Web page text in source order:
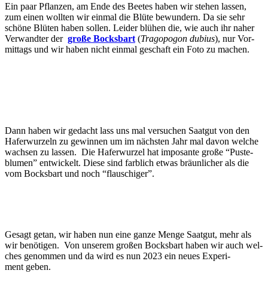
Ein paar Pflan­zen, am Ende des Bee­tes haben wir ste­hen las­sen,
zum einen woll­ten wir ein­mal die Blü­te bewun­dern. Da sie sehr
schö­ne Blü­ten haben sol­len. Lei­der blü­hen die, wie auch ihr naher
Ver­wand­ter der gro­ße Bocks­bart (Trag­o­po­gon dubi­us), nur Vor­
mit­tags und wir haben nicht ein­mal geschaft ein Foto zu machen.
Dann haben wir gedacht lass uns mal ver­su­chen Saat­gut von den
Hafer­wur­zeln zu gewin­nen um im nächs­ten Jahr mal davon wel­che
wach­sen zu las­sen. Die Hafer­wur­zel hat impo­san­te gro­ße “Pus­te­
blu­men” ent­wi­ckelt. Die­se sind farb­lich etwas bräun­li­cher als die
vom Bocks­bart und noch “flau­schi­ger”.
Gesagt getan, wir haben nun eine gan­ze Men­ge Saat­gut, mehr als
wir benö­ti­gen. Von unse­rem gro­ßen Bocks­bart haben wir auch wel­
ches genom­men und da wird es nun 2023 ein neu­es Expe­ri­
ment geben.